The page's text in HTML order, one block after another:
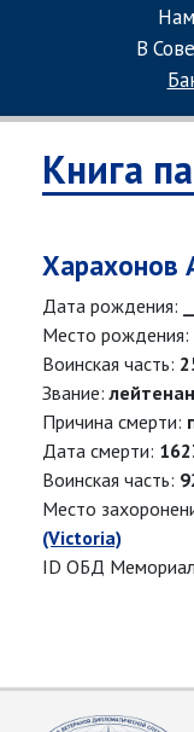
В
Книга
Харахонов
Дата рождения:
Место рождения:
Воинская часть:
Звание:
Причина смерти:
Дата смерти:
Воинская часть:
Место
(Victoria)
ID ОБД